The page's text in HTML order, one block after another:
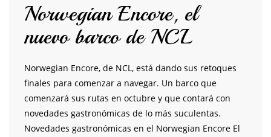
Norwegian Encore, el
nuevo barco de NCL
Norwegian Encore, de NCL, está dando sus retoques
finales para comenzar a navegar. Un barco que
comenzará sus rutas en octubre y que contará con
novedades gastronómicas de lo más suculentas.
Novedades gastronómicas en el Norwegian Encore El